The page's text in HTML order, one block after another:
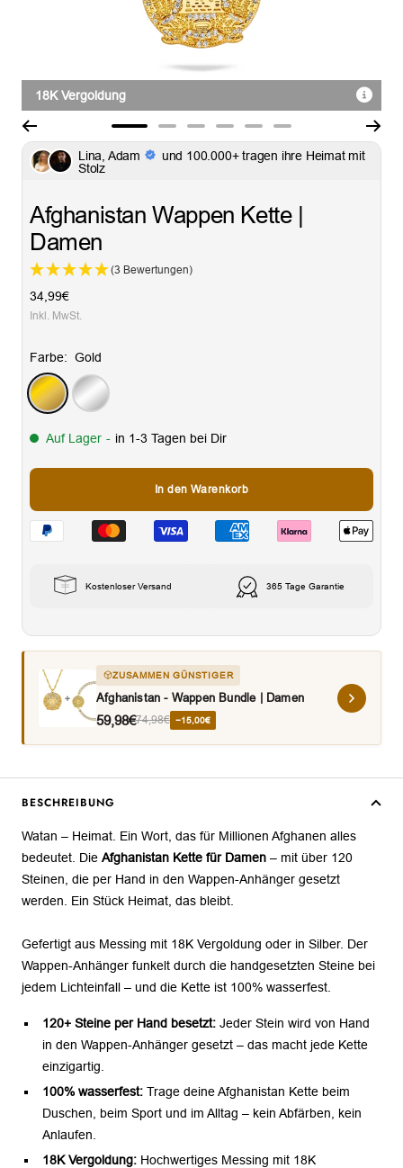
18K Vergoldung
Slide
Slide SlideSlideSlideSlide
Lina, Adam
und 100.000+ tragen ihre Heimat mit
Stolz
Afghanistan Wappen Kette |
Damen
(3 Bewertungen)
Angebotspreis
34,99€
Inkl. MwSt.
Farbe: Gold
Gold
Silber
Auf Lager - in 1-3 Tagen bei Dir
In den Warenkorb
Kostenloser Versand 365 Tage Garantie
ZUSAMMEN GÜNSTIGER
Afghanistan - Wappen Bundle | Damen
59,98€74,98€ −15,00€
BESCHREIBUNG
Watan – Heimat. Ein Wort, das für Millionen Afghanen alles
bedeutet. Die Afghanistan Kette für Damen – mit über 120
Steinen, die per Hand in den Wappen-Anhänger gesetzt
werden. Ein Stück Heimat, das bleibt.
Gefertigt aus Messing mit 18K Vergoldung oder in Silber. Der
Wappen-Anhänger funkelt durch die handgesetzten Steine bei
jedem Lichteinfall – und die Kette ist 100% wasserfest.
120+ Steine per Hand besetzt:Jeder Stein wird von Hand
in den Wappen-Anhänger gesetzt – das macht jede Kette
einzigartig.
100% wasserfest:Trage deine Afghanistan Kette beim
Duschen, beim Sport und im Alltag – kein Abfärben, kein
Anlaufen.
18K Vergoldung:Hochwertiges Messing mit 18K